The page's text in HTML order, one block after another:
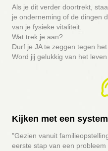
Als je dit verder doortrekt,
je onderneming of de dingen
van je fysieke vitaliteit.
Wat trek je aan?
Durf je JA te zeggen tegen
Word jij gelukkig van het
Kijken met een
"Gezien vanuit
eerste stap van een